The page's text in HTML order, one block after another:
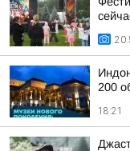
200
18:21